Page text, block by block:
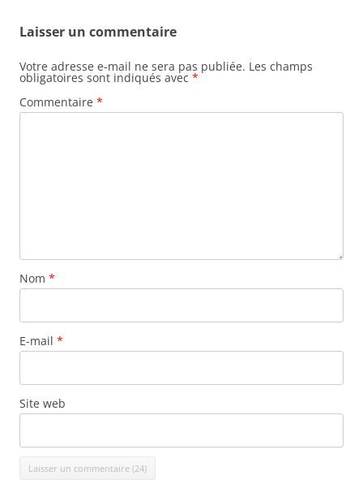
Laisser un commentaire
Votre adresse e-mail ne sera pas publiée. Les champs
obligatoires sont indiqués avec *
Commentaire *
Nom *
E-mail *
Site web